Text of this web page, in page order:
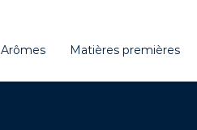
Arômes Matières premières